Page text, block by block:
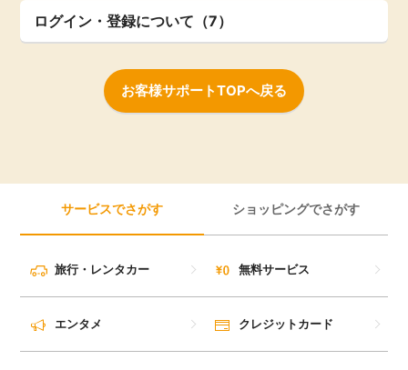
ログイン・登録について（7）
お客様サポートTOPへ戻る
サービスでさがす ショッピングでさがす
旅行・レンタカー 無料サービス
エンタメ クレジットカード